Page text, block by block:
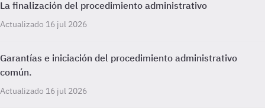
La finalización del procedimiento administrativo
Actualizado 16 jul 2026
Garantías e iniciación del procedimiento administrativo
común.
Actualizado 16 jul 2026